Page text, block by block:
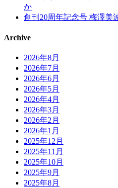
か
創刊20周年記念号 梅澤美
Archive
2026年8月
2026年7月
2026年6月
2026年5月
2026年4月
2026年3月
2026年2月
2026年1月
2025年12月
2025年11月
2025年10月
2025年9月
2025年8月